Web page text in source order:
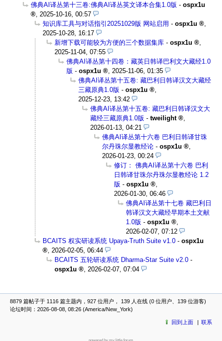
佛典AI译丛第十三卷:佛典AI译丛英文译本合集1.0版 - ospx1u
2025-10-16, 00:57
知识库工具与对话指引20251029版 网站启用 - ospx1u
2025-10-28, 16:17
新增下载可能较为方便的三个数据集库 - ospx1u
2025-11-04, 07:55
佛典AI译丛第十四卷：藏英日韩译巴利文大藏经1.0
版 - ospx1u
2025-11-06, 01:35
佛典AI译丛第十五卷: 藏巴利日韩译汉文大藏经
三藏原典1.0版 - ospx1u
2025-12-23, 13:42
佛典AI译丛第十五卷: 藏巴利日韩译汉文大
藏经三藏原典1.0版 - tweilight
2026-01-13, 04:21
佛典AI译丛第十六卷 巴利日韩译甘珠
尔丹珠尔显教经论 - ospx1u
2026-01-23, 00:24
修订： 佛典AI译丛第十六卷 巴利
日韩译甘珠尔丹珠尔显教经论 1.2
版 - ospx1u
2026-01-30, 06:46
佛典AI译丛第十七卷 藏巴利日
韩译汉文大藏经早期本土文献
1.0版 - ospx1u
2026-02-07, 07:12
BCAITS 权实研读系统 Upaya-Truth Suite v1.0 - ospx1u
2026-02-05, 06:44
BCAITS 五轮研读系统 Dharma-Star Suite v2.0 -
ospx1u
2026-02-07, 07:04
8879 篇帖子于 1116 篇主题内，927 位用户， 139 人在线 (0 位用户、139 位游客)
论坛时间：2026-08-08, 08:26 (America/New_York)
回到上面 联系